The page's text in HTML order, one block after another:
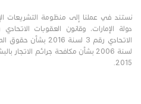
نستند في عملنا إلى منظومة التشريعات
2015.